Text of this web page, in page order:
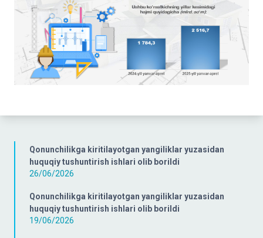
Qonunchilikga kiritilayotgan yangiliklar yuzasidan
huquqiy tushuntirish ishlari olib borildi
26/06/2026
Qonunchilikga kiritilayotgan yangiliklar yuzasidan
huquqiy tushuntirish ishlari olib borildi
19/06/2026